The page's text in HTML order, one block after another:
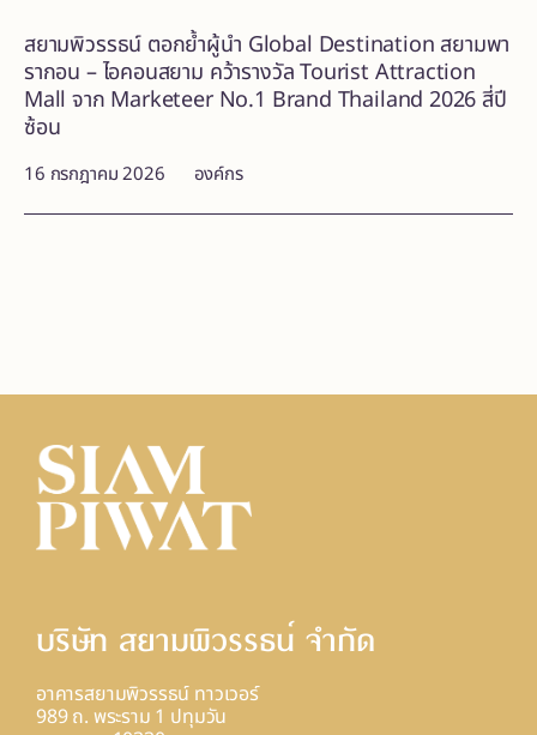
16 กรกฎาคม 2026 องค์กร
สยามพิวรรธน์ ตอกย้ำผู้นำ Global Destination สยามพา
รากอน – ไอคอนสยาม คว้ารางวัล Tourist Attraction
Mall จาก Marketeer No.1 Brand Thailand 2026 สี่ปี
ซ้อน
บริษัท สยามพิวรรธน์ จํากัด
อาคารสยามพิวรรธน์ ทาวเวอร์
989 ถ. พระราม 1 ปทุมวัน